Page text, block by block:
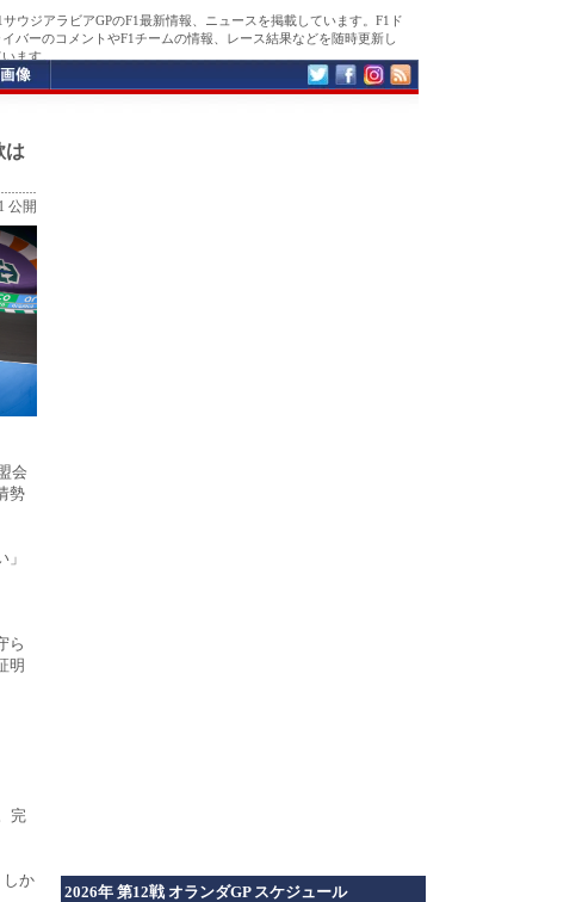
サウジアラビアGPのF1最新情報、ニュースを掲載しています。F1ド
イバーのコメントやF1チームの情報、レース結果などを随時更新し
ます。
は
公開
会
勢
ら
明
完
しか
2026年 第12戦 オランダGP スケジュール